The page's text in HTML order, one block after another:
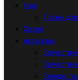
Iнше
Товари
Xiaomi
Аксесуари
Зарядні та